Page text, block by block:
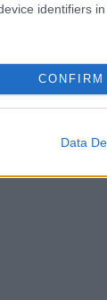
identifiers in
CONFIRM
Data